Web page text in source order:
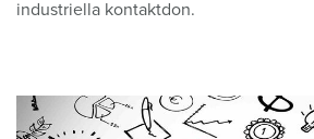
industriella kontaktdon.